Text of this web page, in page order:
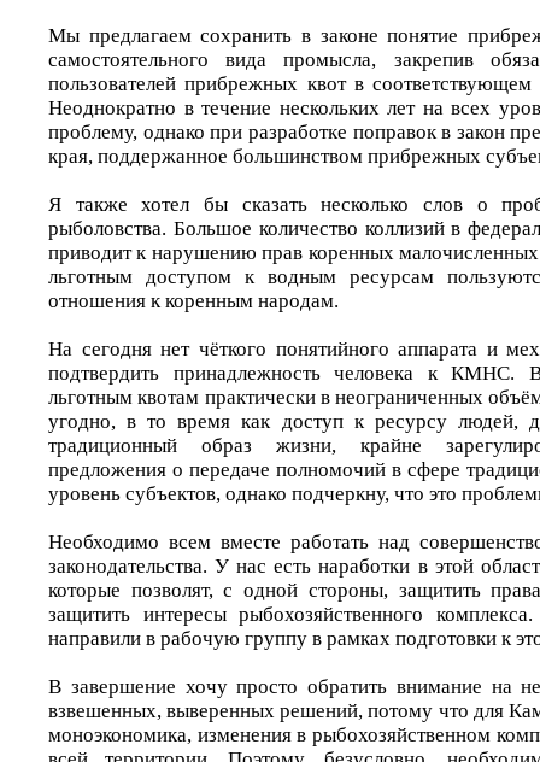
Мы предлагаем сохранить в законе понятие
самостоятельного вида промысла, закрепив
пользователей прибрежных квот в
Неоднократно в течение нескольких лет на всех
проблему, однако при разработке поправок в закон
края, поддержанное большинством прибрежных
Я также хотел бы сказать несколько слов о
рыболовства. Большое количество коллизий в
приводит к нарушению прав коренных
льготным доступом к водным ресурсам
отношения к коренным народам.
На сегодня нет чёткого понятийного аппарата и
подтвердить принадлежность человека к КМНС.
льготным квотам практически в неограниченных
угодно, в то время как доступ к ресурсу людей,
традиционный образ жизни, крайне
предложения о передаче полномочий в сфере
уровень субъектов, однако подчеркну, что это
Необходимо всем вместе работать над
законодательства. У нас есть наработки в этой
которые позволят, с одной стороны, защитить
защитить интересы рыбохозяйственного
направили в рабочую группу в рамках подготовки к
В завершение хочу просто обратить внимание на
взвешенных, выверенных решений, потому что для
моноэкономика, изменения в рыбохозяйственном